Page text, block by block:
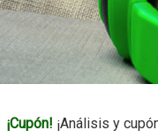
¡Cupón! ¡Análisis y